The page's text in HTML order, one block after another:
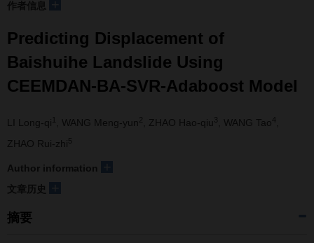
作者信息
Predicting Displacement of
Baishuihe Landslide Using
CEEMDAN-BA-SVR-Adaboost Model
LI Long-qi , WANG Meng-yun , ZHAO Hao-qiu 3 , WANG Tao 4
ZHAO Rui-zhi5
Author information
文章历史
摘要